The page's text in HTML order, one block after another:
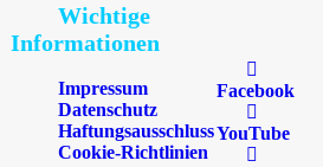
Wichtige
Informationen
Impressum
Datenschutz
Haftungsausschluss
Cookie-Richtlinien
Facebook
YouTube